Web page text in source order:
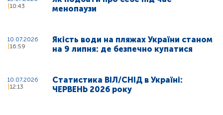
10:43
менопаузи
10.07.2026
16:59
Якість води на пляжах України станом
на 9 липня: де безпечно купатися
10.07.2026
12:13
Статистика ВІЛ/СНІД в Україні:
ЧЕРВЕНЬ 2026 року